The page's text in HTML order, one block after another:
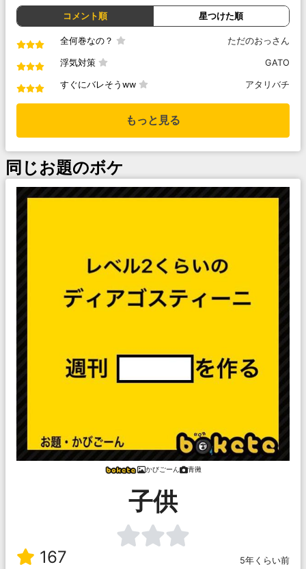
コメント順 星つけた順
全何巻なの？ ただのおっさん
浮気対策 GATO
すぐにバレそうww アタリバチ
もっと見る
同じお題のボケ
かびごーん 青黴
子供
167 5年くらい前